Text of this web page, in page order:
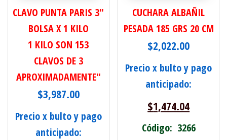
CLAVO PUNTA PARIS 3"
BOLSA X 1 KILO
1 KILO SON 153
CLAVOS DE 3
APROXIMADAMENTE"
$3,987.00
Precio x bulto y pago
anticipado:
CUCHARA ALBAÑIL
PESADA 185 GRS 20 CM
$2,022.00
Precio x bulto y pago
anticipado:
$1,474.04
Código: 3266